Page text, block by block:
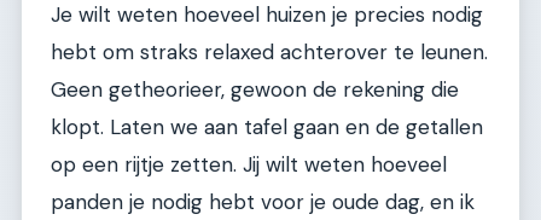
Je wilt weten hoeveel huizen je precies nodig
hebt om straks relaxed achterover te leunen.
Geen getheorieer, gewoon de rekening die
klopt. Laten we aan tafel gaan en de getallen
op een rijtje zetten. Jij wilt weten hoeveel
panden je nodig hebt voor je oude dag, en ik